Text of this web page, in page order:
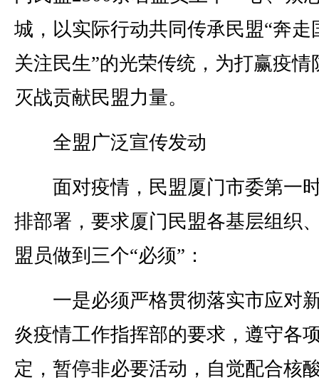
城，以实际行动共同传承民盟“奔走
关注民生”的光荣传统，为打赢疫情
灭战贡献民盟力量。
全盟广泛宣传发动
面对疫情，民盟厦门市委第一
排部署，要求厦门民盟各基层组织
盟员做到三个“必须”：
一是必须严格贯彻落实市应对
炎疫情工作指挥部的要求，遵守各
定，暂停非必要活动，自觉配合核